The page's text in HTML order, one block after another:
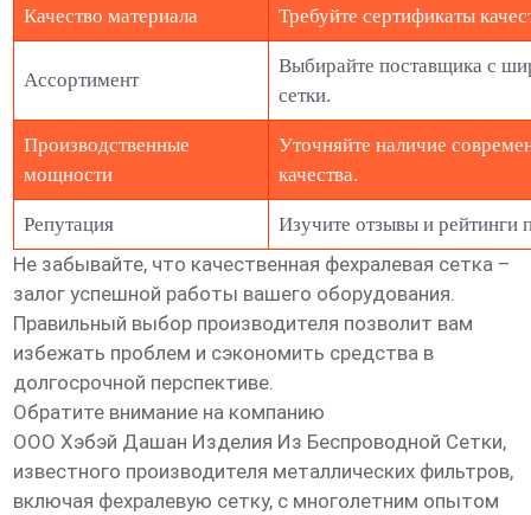
Качество материала Требуйте сертификаты
Ассортимент
Выбирайте поставщика с
сетки.
Производственные
мощности
Уточняйте наличие
качества.
Репутация Изучите отзывы и рейтинги
Не забывайте, что качественная фехралевая сетка –
залог успешной работы вашего оборудования.
Правильный выбор производителя позволит вам
избежать проблем и сэкономить средства в
долгосрочной перспективе.
Обратите внимание на компанию
ООО Хэбэй Дашан Изделия Из Беспроводной Сетки,
известного производителя металлических фильтров,
включая фехралевую сетку, с многолетним опытом